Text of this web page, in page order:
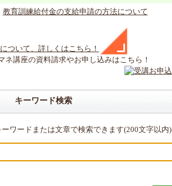
教育訓練給付金の支給申請の方法について
について、詳しくはこちら！
ネ講座の資料請求やお申し込みはこちら！
キーワード検索
ーワードまたは文章で検索できます(200文字以内)